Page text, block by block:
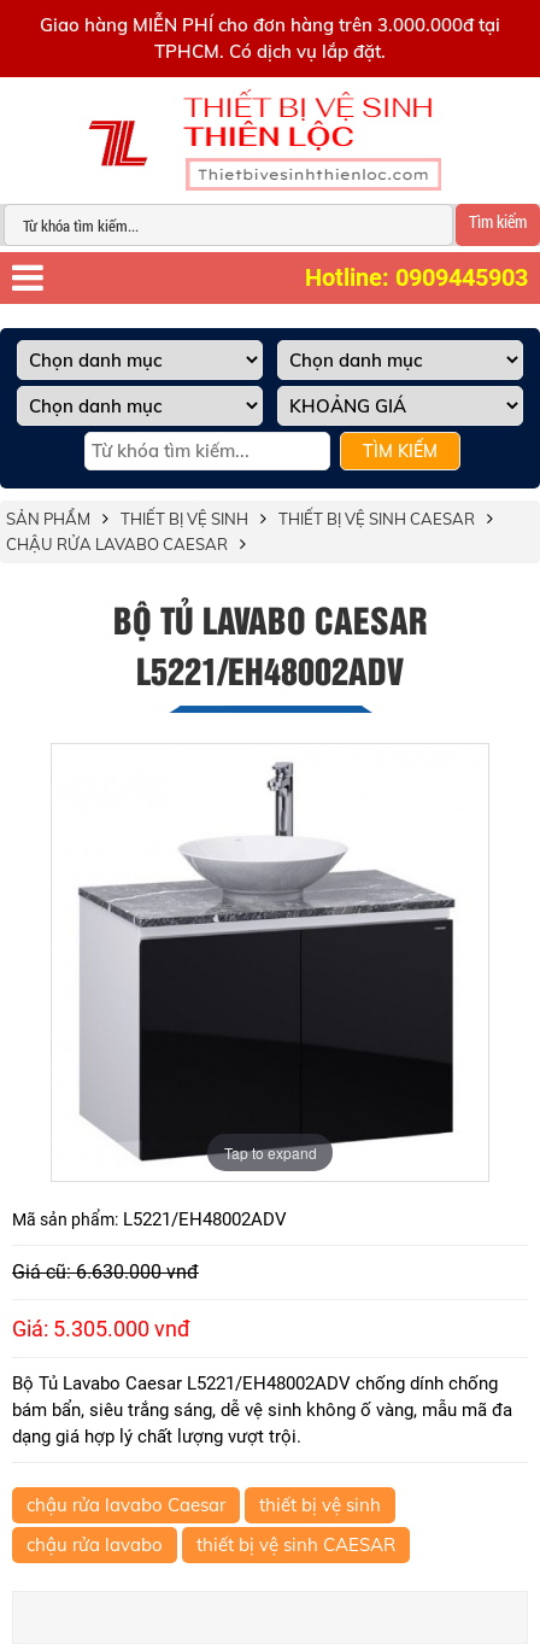
Giao hàng MIỄN PHÍ cho đơn hàng trên 3.000.000đ tại
TPHCM. Có dịch vụ lắp đặt.
Tìm kiếm
Hotline: 0909445903
TÌM KIẾM
SẢN PHẨM THIẾT BỊ VỆ SINH
THIẾT BỊ VỆ SINH CAESAR
CHẬU RỬA LAVABO CAESAR
BỘ TỦ LAVABO CAESAR
L5221/EH48002ADV
Tap to expand
Mã sản phẩm: L5221/EH48002ADV
Giá cũ: 6.630.000 vnđ
Giá: 5.305.000 vnđ
Bộ Tủ Lavabo Caesar L5221/EH48002ADV chống dính chống
bám bẩn, siêu trắng sáng, dễ vệ sinh không ố vàng, mẫu mã đa
dạng giá hợp lý chất lượng vượt trội.
chậu rửa lavabo Caesar
thiết bị vệ sinh
chậu rửa lavabo
thiết bị vệ sinh CAESAR
0909445903